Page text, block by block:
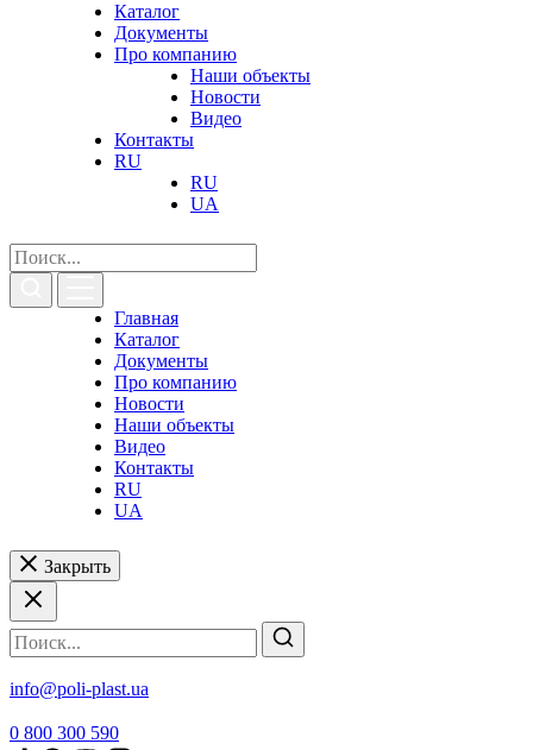
Каталог
Документы
Про компанию
Наши объекты
Новости
Видео
Контакты
RU
RU
UA
Главная
Каталог
Документы
Про компанию
Новости
Наши объекты
Видео
Контакты
RU
UA
Закрыть
info@poli-plast.ua
0 800 300 590